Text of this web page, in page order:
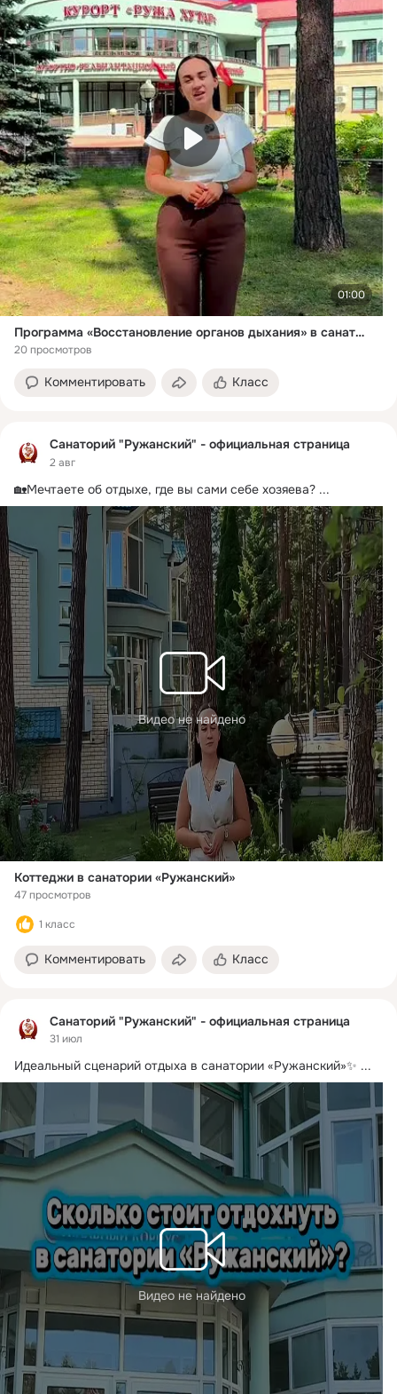
01:00
Программа «Восстановление органов дыхания» в санатории «Ружанский»
20 просмотров
Комментировать Класс
Санаторий "Ружанский" - официальная страница
2 авг
🏡Мечтаете об отдыхе, где вы сами себе хозяева? ...
Видео не найдено
Коттеджи в санатории «Ружанский»
47 просмотров
1 класс
Комментировать Класс
Санаторий "Ружанский" - официальная страница
31 июл
Идеальный сценарий отдыха в санатории «Ружанский»✨ ...
Видео не найдено